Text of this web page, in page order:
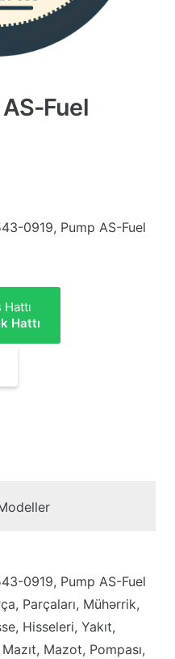
Fuel
0919, Pump AS-Fuel
Hattı
0919, Pump AS-Fuel
Parçaları, Mühərrik,
Hisseleri, Yakıt,
Mazot, Pompası,